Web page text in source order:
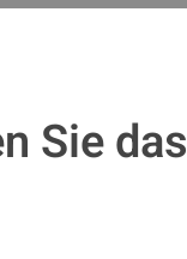
Sie das